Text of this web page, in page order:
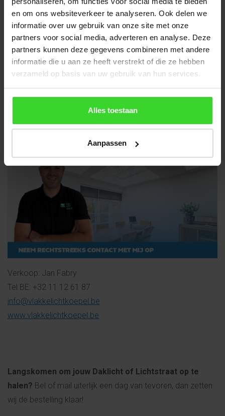
en om ons websiteverkeer te analyseren. Ook delen we
informatie over uw gebruik van onze site met onze
partners voor social media, adverteren en analyse. Deze
partners kunnen deze gegevens combineren met andere
informatie die u aan ze heeft verstrekt of die ze hebben
verzameld op basis van uw gebruik van hun services.
Alles toestaan
Aanpassen
IBAN: NL11RABO0316279803
BIC: RABONL2U
Btw: NL822934619B01
Btw: BE0696952720
Adres productielocatie:
5431 NW Cuijk
Contactgegevens België
Verkoop: Jan Fabry
Tel BE: +32 11 12 61 87
info@vlakkelichtkoepel.be
www.vlakkelichtkoepel.be
Langskomen om jouw Daklicht of Lichtstraat op te
halen? Bel of mail uiterlijk een dag van tevoren, dan zetten
wij de bestelling klaar!